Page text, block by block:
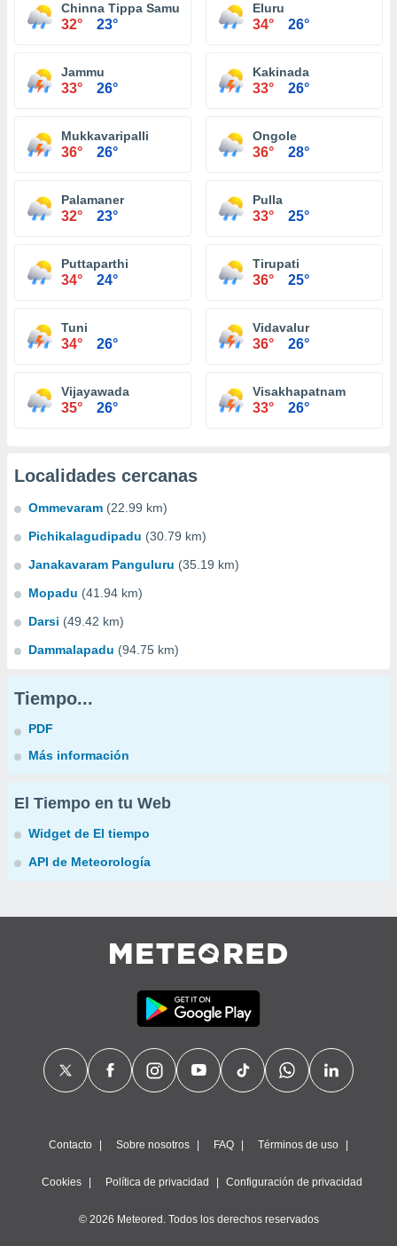
Chinna Tippa Samudram
32° 23°
Eluru
34° 26°
Jammu
33° 26°
Kakinada
33° 26°
Mukkavaripalli
36° 26°
Ongole
36° 28°
Palamaner
32° 23°
Pulla
33° 25°
Puttaparthi
34° 24°
Tirupati
36° 25°
Tuni
34° 26°
Vidavalur
36° 26°
Vijayawada
35° 26°
Visakhapatnam
33° 26°
Localidades cercanas
Ommevaram (22.99 km)
Pichikalagudipadu (30.79 km)
Janakavaram Panguluru (35.19 km)
Mopadu (41.94 km)
Darsi (49.42 km)
Dammalapadu (94.75 km)
Tiempo...
PDF
Más información
El Tiempo en tu Web
Widget de El tiempo
API de Meteorología
Contacto Sobre nosotros FAQ Términos de uso
Cookies Política de privacidad Configuración de privacidad
© 2026 Meteored. Todos los derechos reservados